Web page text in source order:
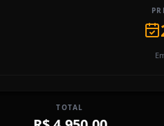
TOTAL